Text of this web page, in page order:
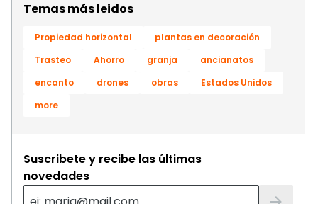
Temas más leidos
Propiedad horizontal
plantas en decoración
Trasteo
Ahorro granja
ancianatos
encanto
drones obras
Estados Unidos
more
Suscribete y recibe las últimas
novedades